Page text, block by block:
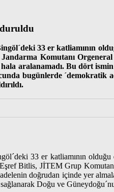
33 er katliamının
Komutanı
aralanamadı. Bu dört
bugünlerde ´demokratik
33 er katliamının
Bitlis, JİTEM Grup
doğrudan içinde yer
Doğu ve